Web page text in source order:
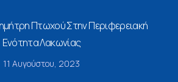
Πτωχού Στην Περιφερειακή
Ενότητα Λακωνίας
11 Αυγούστου, 2023